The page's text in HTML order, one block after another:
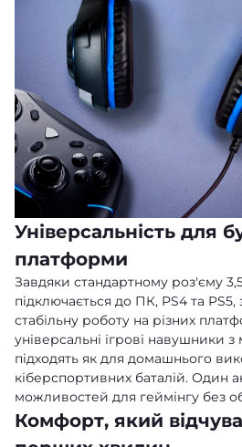
Універсальність для
платформи
Завдяки стандартному роз'єму
підключається до ПК, PS4 та
стабільну роботу на різних
універсальні ігрові навушники з
підходять як для домашнього
кіберспортивних баталій. Один
можливостей для геймінгу без
Комфорт, який